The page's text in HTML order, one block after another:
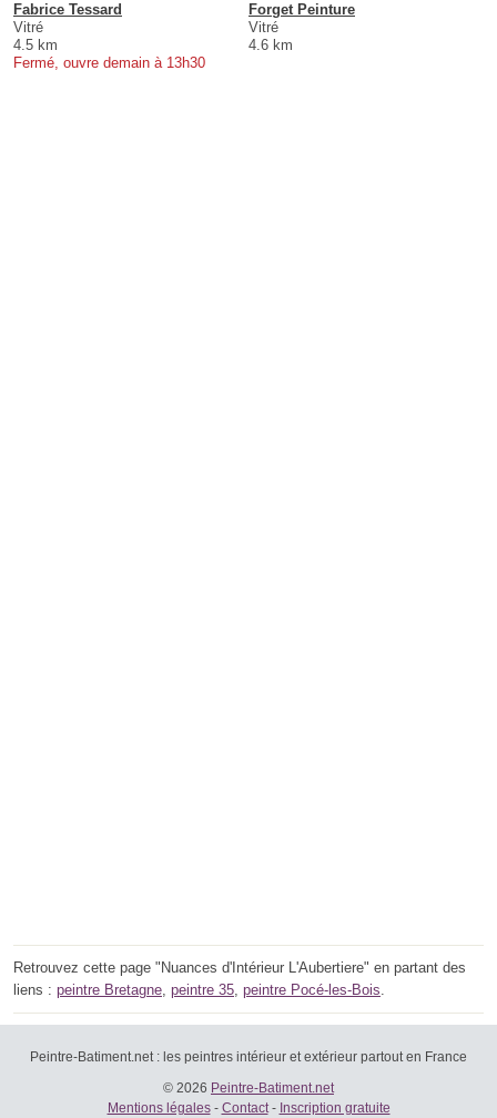
Fabrice Tessard
Vitré
4.5 km
Fermé, ouvre demain à 13h30
Forget Peinture
Vitré
4.6 km
Retrouvez cette page "Nuances d'Intérieur L'Aubertiere" en partant des
liens : peintre Bretagne, peintre 35, peintre Pocé-les-Bois.
Peintre-Batiment.net : les peintres intérieur et extérieur partout en France
© 2026 Peintre-Batiment.net
Mentions légales- Contact- Inscription gratuite